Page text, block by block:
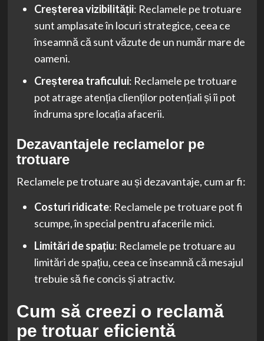
Creșterea vizibilității: Reclamele pe trotuare
sunt amplasate în locuri strategice, ceea ce
înseamnă că sunt văzute de un număr mare de
oameni.
Creșterea traficului: Reclamele pe trotuare
pot atrage atenția clienților potențiali și îi pot
îndruma spre locația afacerii.
Dezavantajele reclamelor pe
trotuare
Reclamele pe trotuare au și dezavantaje, cum ar fi:
Costuri ridicate: Reclamele pe trotuare pot fi
scumpe, în special pentru afacerile mici.
Limitări de spațiu: Reclamele pe trotuare au
limitări de spațiu, ceea ce înseamnă că mesajul
trebuie să fie concis și atractiv.
Cum să creezi o reclamă
pe trotuar eficientă